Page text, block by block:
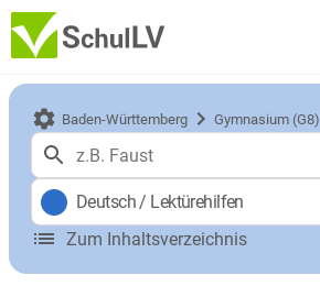
Baden-Württemberg Gymnasium (G8)
Deutsch/ Lektürehilfen
Zum Inhaltsverzeichnis